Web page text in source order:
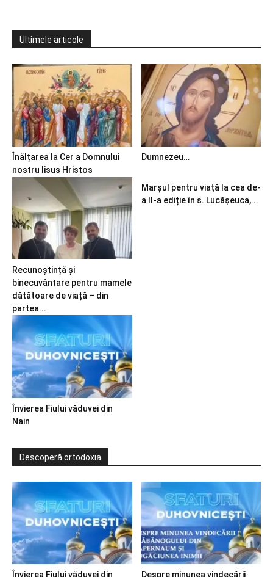
Ultimele articole
Înălțarea la Cer a Domnului
nostru Iisus Hristos
Dumnezeu…
Recunoștință și
binecuvântare pentru mamele
dătătoare de viață – din
partea...
Marșul pentru viață la cea de-
a II-a ediție în s. Lucășeuca,...
Învierea Fiului văduvei din
Nain
Descoperă ortodoxia
Învierea Fiului văduvei din Despre minunea vindecării